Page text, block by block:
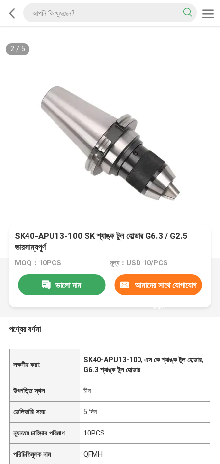
2/ 5
SK40-APU13-100 SK শ্যাঙ্ক টুল হোল্ডার G6.3 / G2.5
ভারসাম্যপূর্ণ
MOQ：10PCS মূল্য：USD 10/PCS
ভালো দাম আমাদের সাথে যোগাযোগ
করুন
পণ্যের বর্ণনা
লক্ষণীয় করা:
SK40-APU13-100,এস কে শ্যাঙ্ক টুল হোল্ডার,
G6.3 শ্যাঙ্ক টুল হোল্ডার
উৎপত্তি স্থল চীন
ডেলিভারি সময় 5 দিন
ন্যূনতম চাহিদার পরিমাণ 10PCS
পরিচিতিমুলক নাম QFMH